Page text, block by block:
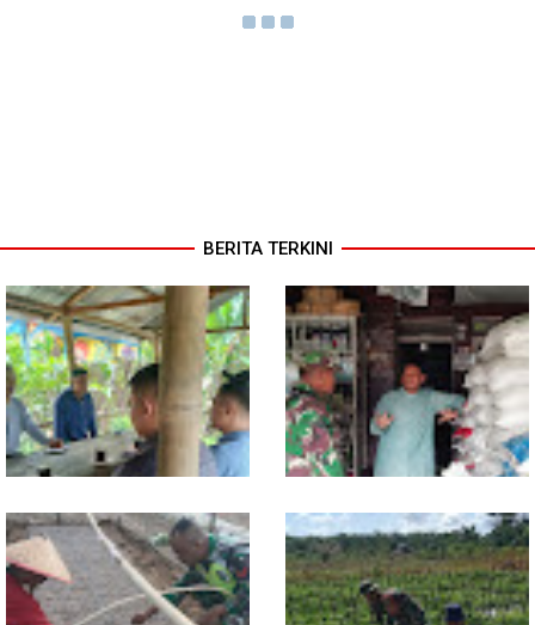
BERITA TERKINI
Jelang Seleksi Komcad, Plh.
Pasiter Kodim
0118/Subulussalam Bekali
Komsos dengan Pedagang,
Babinsa Rundeng Cek
Ketersediaan Pupuk bagi